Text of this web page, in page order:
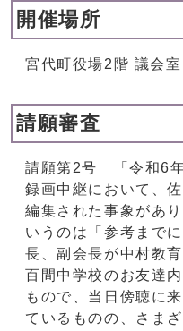
開催場所
宮代町役場2階 議会室
請願審査
請願第2号 「令和6
録画中継において、
編集された事象があ
いうのは「参考まで
長、副会長が中村教
百間中学校のお友達
もので、当日傍聴に
ているものの、さま